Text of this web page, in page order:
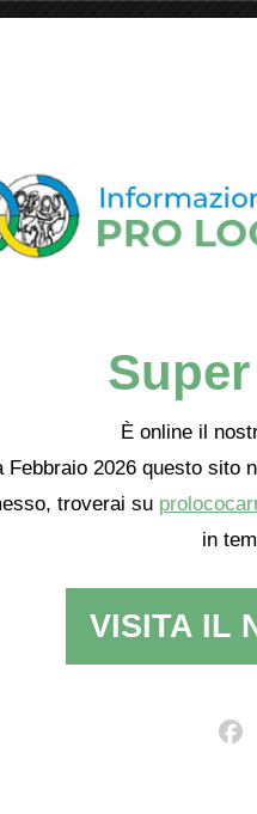
È online il
Febbraio 2026 questo sito
troverai su
in
VISITA IL